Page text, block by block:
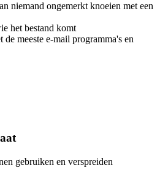
niemand ongemerkt knoeien met een
het bestand komt
meeste e-mail programma's en
gebruiken en verspreiden